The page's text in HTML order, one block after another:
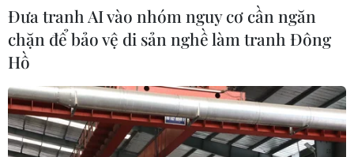
Đồng Tháp tăng tốc chuẩn hóa dữ
liệu sức khỏe trên VNeID
30/07/2026 04:18
Điều tra vụ 84 người nghi ngộ độc
Đưa tranh AI vào nhóm nguy cơ cần ngăn
chặn để bảo vệ di sản nghề làm tranh Đông
Hồ